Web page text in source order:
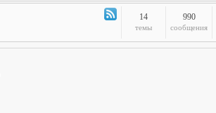
Канал
-
14
темы
990
сообщения